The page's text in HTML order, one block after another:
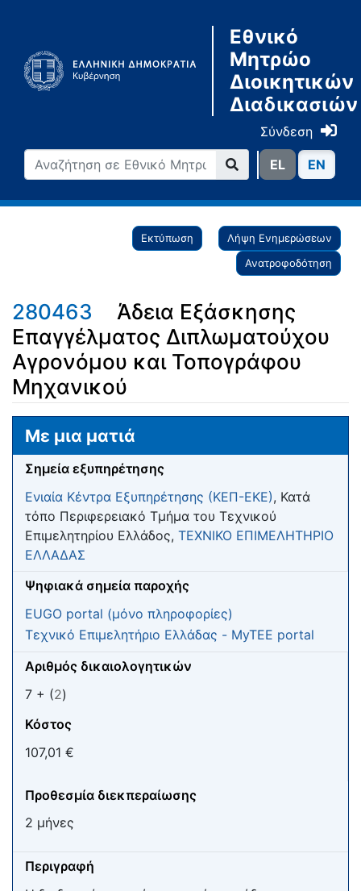
Εθνικό
Μητρώο
Διοικητικών
Διαδικασιών
Σύνδεση
ΕL ΕN
Εκτύπωση
Λήψη Ενημερώσεων
Ανατροφοδότηση
280463
Άδεια Εξάσκησης
Επαγγέλματος Διπλωματούχου
Αγρονόμου και Τοπογράφου
Μηχανικού
Μετάβαση σε: πλοήγηση
Με μια ματιά
Σημεία εξυπηρέτησης
Ενιαία Κέντρα Εξυπηρέτησης (ΚΕΠ-ΕΚΕ), Κατά
τόπο Περιφερειακό Τμήμα του Τεχνικού
Επιμελητηρίου Ελλάδος, ΤΕΧΝΙΚΟ ΕΠΙΜΕΛΗΤΗΡΙΟ
ΕΛΛΑΔΑΣ
Ψηφιακά σημεία παροχής
EUGO portal (μόνο πληροφορίες)
Τεχνικό Επιμελητήριο Ελλάδας - MyTEE portal
Αριθμός δικαιολογητικών
7 + (2)
Κόστος
107,01 €
Προθεσμία διεκπεραίωσης
2 μήνες
Περιγραφή